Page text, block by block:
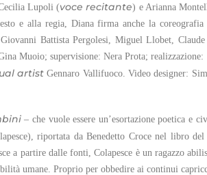
Lupoli (voce recitante) e Arianna
e alla regia, Diana firma anche la coreografia
Battista Pergolesi, Miguel Llobet,
Muoio; supervisione: Nera Prota;
artistGennaro Vallifuoco. Video designer:
– che vuole essere un’esortazione poetica e
riportata da Benedetto Croce nel libro
a partire dalle fonti, Colapesce è un ragazzo
umane. Proprio per obbedire ai continui